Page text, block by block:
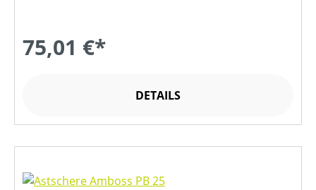
75,01 €*
DETAILS